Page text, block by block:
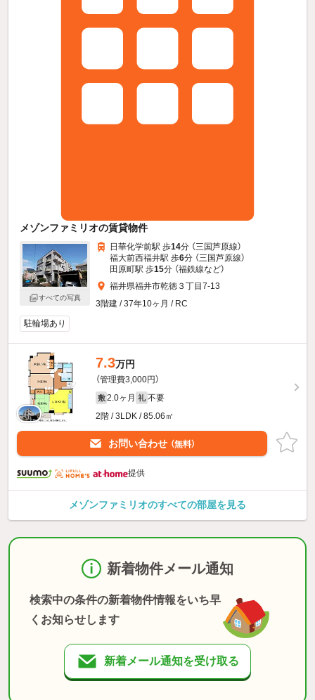
メゾンファミリオの賃貸物件
すべての写真
日華化学前駅 歩14分 （三国芦原線）
福大前西福井駅 歩6分 （三国芦原線）
田原町駅 歩15分 （福鉄線など）
福井県福井市乾徳３丁目7-13
3階建 / 37年10ヶ月 / RC
駐輪場あり
7.3万円
（管理費3,000円）
敷 2.0ヶ月 礼 不要
2階 / 3LDK / 85.06㎡
お問い合わせ （無料）
提供
メゾンファミリオのすべての部屋を見る
新着物件メール通知
検索中の条件の新着物件情報をいち早
くお知らせします
新着メール通知を受け取る